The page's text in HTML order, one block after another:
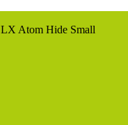
LX Atom Hide Small